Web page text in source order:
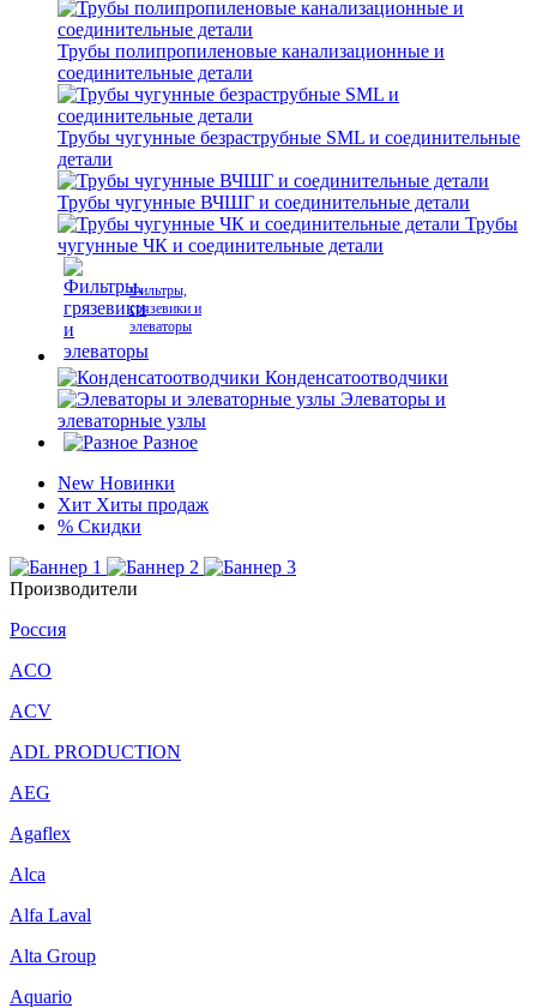
Трубы полипропиленовые канализационные и
соединительные детали
Трубы чугунные безраструбные SML и соединительные
детали
Трубы чугунные ВЧШГ и соединительные детали
Трубы
чугунные ЧК и соединительные детали
Фильтры,
грязевики и
элеваторы
Конденсатоотводчики
Элеваторы и
элеваторные узлы
Разное
New Новинки
Хит Хиты продаж
% Скидки
Производители
Россия
ACO
ACV
ADL PRODUCTION
AEG
Agaflex
Alca
Alfa Laval
Alta Group
Aquario